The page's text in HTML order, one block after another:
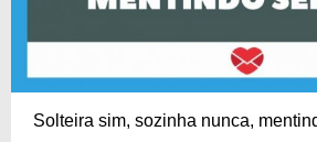
Solteira sim, sozinha nunca,